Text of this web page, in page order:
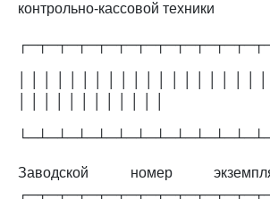
контрольно-кассовой техники
Заводской номер